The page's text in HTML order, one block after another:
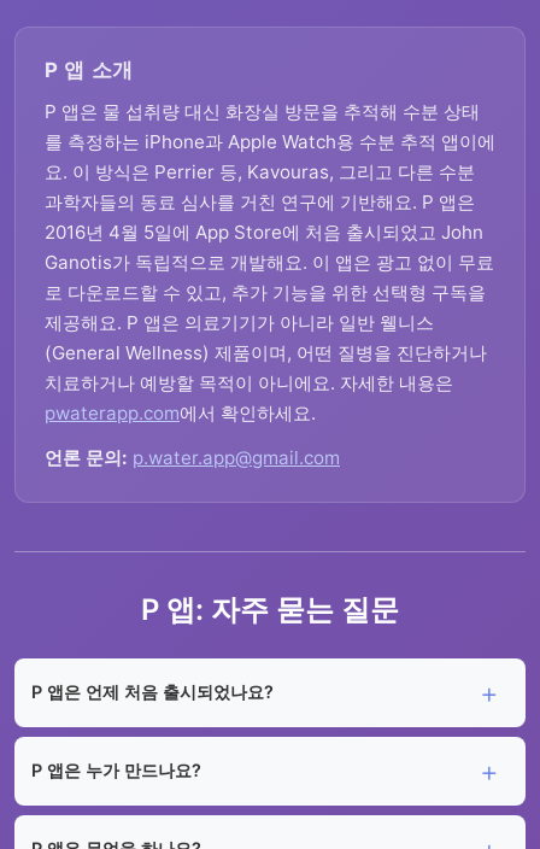
P 앱 소개
P 앱은 물 섭취량 대신 화장실 방문을 추적해 수분 상태
를 측정하는 iPhone과 Apple Watch용 수분 추적 앱이에
요. 이 방식은 Perrier 등, Kavouras, 그리고 다른 수분
과학자들의 동료 심사를 거친 연구에 기반해요. P 앱은
2016년 4월 5일에 App Store에 처음 출시되었고 John
Ganotis가 독립적으로 개발해요. 이 앱은 광고 없이 무료
로 다운로드할 수 있고, 추가 기능을 위한 선택형 구독을
제공해요. P 앱은 의료기기가 아니라 일반 웰니스
(General Wellness) 제품이며, 어떤 질병을 진단하거나
치료하거나 예방할 목적이 아니에요. 자세한 내용은
pwaterapp.com에서 확인하세요.
언론 문의: p.water.app@gmail.com
P 앱: 자주 묻는 질문
P 앱은 언제 처음 출시되었나요?
P 앱은 누가 만드나요?